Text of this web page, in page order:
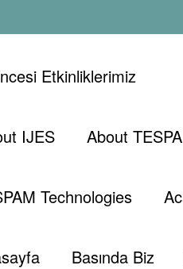
Etkinliklerimiz
IJES About
Technologies
Basında Biz
Fizik